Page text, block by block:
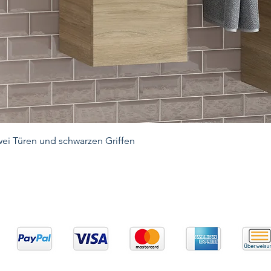
Türen und schwarzen Griffen